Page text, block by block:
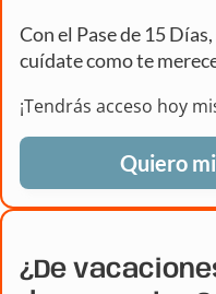
Con el Pase de 15
cuídate como te
¡Tendrás acceso hoy
Quiero
¿De